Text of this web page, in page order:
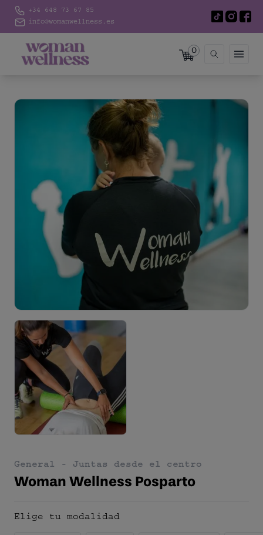
+34 648 73 67 85
info@womanwellness.es
0
General - Juntas desde el centro
Woman Wellness Posparto
Elige tu modalidad